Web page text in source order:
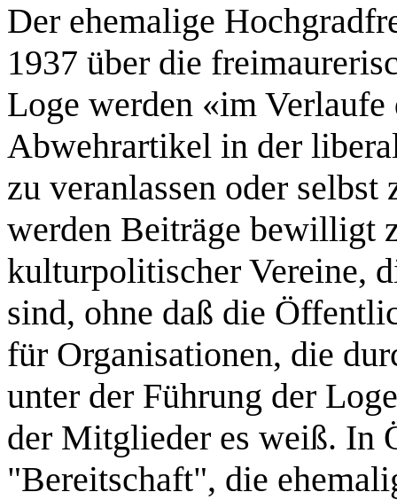
Der ehemalige
1937 über die
Loge werden «im
Abwehrartikel in der
zu veranlassen oder
werden Beiträge bewilligt
kulturpolitischer Vereine,
sind, ohne daß die
für Organisationen, die
unter der Führung der
der Mitglieder es weiß. In
"Bereitschaft", die